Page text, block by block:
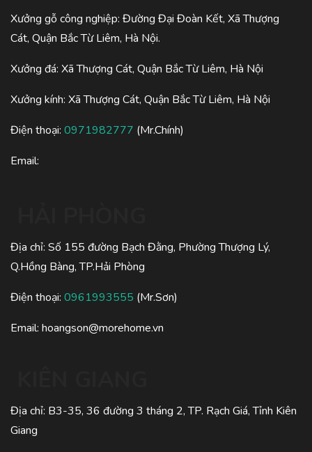
Xưởng gỗ công nghiệp: Đường Đại Đoàn Kết, Xã Thượng
Cát, Quận Bắc Từ Liêm, Hà Nội.
Xưởng đá: Xã Thượng Cát, Quận Bắc Từ Liêm, Hà Nội
Xưởng kính: Xã Thượng Cát, Quận Bắc Từ Liêm, Hà Nội
Điện thoại: 0971982777 (Mr.Chính)
Email:
Địa chỉ: Số 155 đường Bạch Đằng, Phường Thượng Lý,
Q.Hồng Bàng, TP.Hải Phòng
Điện thoại: 0961993555 (Mr.Sơn)
Email: hoangson@morehome.vn
Địa chỉ: B3-35, 36 đường 3 tháng 2, TP. Rạch Giá, Tỉnh Kiên
Giang